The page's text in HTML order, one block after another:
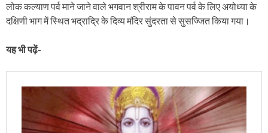
लोक कल्याण पर्व माने जाने वाले भगवान श्रीराम के पावन पर्व के लिए अयोध्या के
दक्षिणी भाग में स्थित भद्राद्रि के दिव्य मंदिर सुंदरता से सुसज्जित किया गया।
यह भी पढ़ें-